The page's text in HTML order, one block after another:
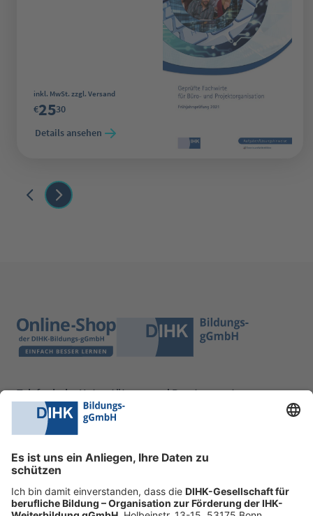
Regulärer Preis:
inkl. MwSt. zzgl. Versand
€2530
Details ansehen
Telefonische Unterstützung und Beratung unter:
0228 6205 205
Fr.:
09:00-14:00 Uhr
shop@dihk-bildung.shop